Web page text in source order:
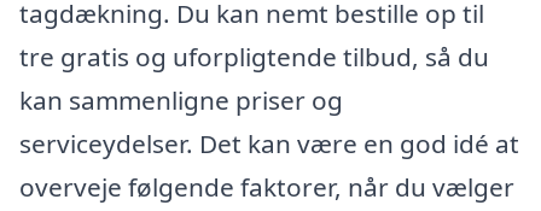
tagdækning. Du kan nemt bestille op til
tre gratis og uforpligtende tilbud, så du
kan sammenligne priser og
serviceydelser. Det kan være en god idé at
overveje følgende faktorer, når du vælger